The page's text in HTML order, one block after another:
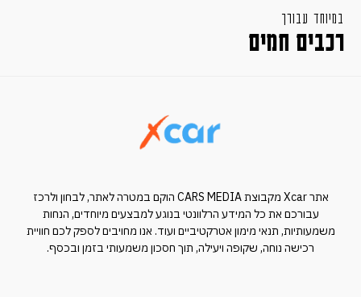
במיוחד עבורך
רכבים חמים
אתר Xcar מקבוצת CARS MEDIA הוקם במטרה לאתר, לבחון ולרכז
עבורכם את כל המידע הרלוונטי בנוגע למבצעים מיוחדים, הנחות
משמעותיות, תנאי מימון אטרקטיביים ועוד. אנו מחויבים לספק לכם חוויית
רכישה נוחה, שקופה ויעילה, תוך חסכון משמעותי בזמן ובכסף.